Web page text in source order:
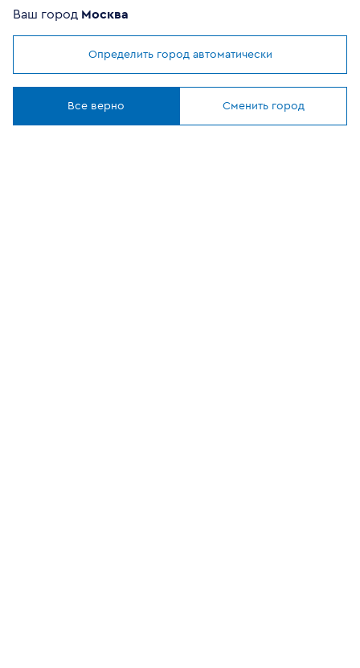
Мы используем cookies
Где купить
Ваш город Москва
Определить город автоматически
Все верно Сменить город